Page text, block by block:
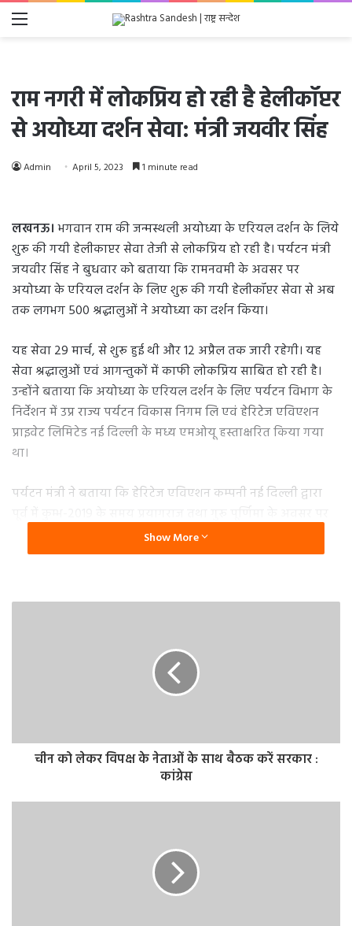
Menu
राम नगरी में लोकप्रिय हो रही है हेलीकॉप्टर
से अयोध्या दर्शन सेवा: मंत्री जयवीर सिंह
Admin April 5, 2023 1 minute read
लखनऊ।भगवान राम की जन्मस्थली अयोध्या के एरियल दर्शन के लिये
शुरू की गयी हेलीकाप्टर सेवा तेजी से लोकप्रिय हो रही है। पर्यटन मंत्री
जयवीर सिंह ने बुधवार को बताया कि रामनवमी के अवसर पर
अयोध्या के एरियल दर्शन के लिए शुरू की गयी हेलीकॉप्टर सेवा से अब
तक लगभग 500 श्रद्धालुओं ने अयोध्या का दर्शन किया।
यह सेवा 29 मार्च, से शुरू हुई थी और 12 अप्रैल तक जारी रहेगी। यह
सेवा श्रद्धालुओं एवं आगन्तुकों में काफी लोकप्रिय साबित हो रही है।
उन्होंने बताया कि अयोध्या के एरियल दर्शन के लिए पर्यटन विभाग के
निर्देशन में उप्र राज्य पर्यटन विकास निगम लि एवं हेरिटेज एविएशन
प्राइवेट लिमिटेड नई दिल्ली के मध्य एमओयू हस्ताक्षरित किया गया
था।
पर्यटन मंत्री ने बताया कि हेरिटेज एविएशन कम्पनी नई दिल्ली द्वारा
गोवर्धन तथा मथुरा में हेलीकॉप्टर सेवा का सफल संचालन किया जा
चुका है। इस कम्पनी के माध्यम से अयोध्या तथा भगवान श्रीराम से जुड़े
पर्यटक 3000 रूपये का किराया निर्धारित किया गया है। पर्यटक इस
शुल्क से आठ मिनट तक हवाई दर्शन कर सकते हैं। इस सेवा से
निर्माणाधीन भगवान श्रीराम का मंदिर, हनुमानगढ़ी, कनक भवन, राम
कारसेवकपुरम आदि स्थलों का दर्शन कराया जाता है।
Show More
चीन को लेकर विपक्ष के नेताओं के साथ बैठक करें सरकार :
कांग्रेस